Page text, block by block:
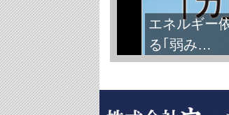
エネルギー
る｢弱み…